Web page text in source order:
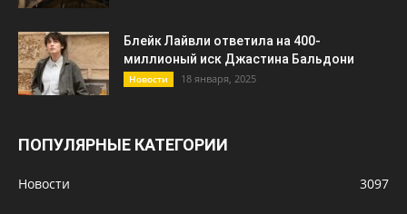
Блейк Лайвли ответила на 400-
миллионый иск Джастина Бальдони
Новости 18 января, 2025
ПОПУЛЯРНЫЕ КАТЕГОРИИ
Новости 3097